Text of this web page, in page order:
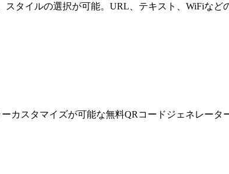
タイルの選択が可能。URL、テキスト、WiFiなど
カスタマイズが可能な無料QRコードジェネレータ